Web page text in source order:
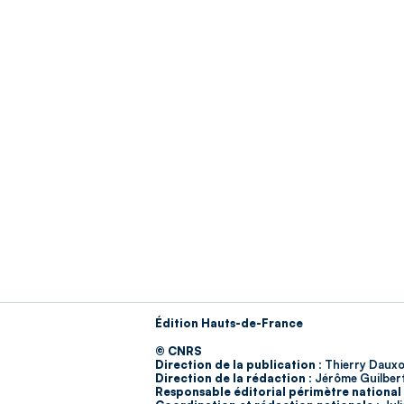
Édition Hauts-de-France
© CNRS
Direction de la publication : Thierry
Direction de la rédaction : Jérôme
Responsable éditorial périmètre national